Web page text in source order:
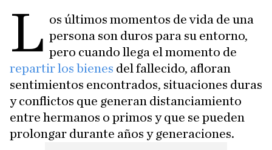
L os últimos momentos de vida de una
persona son duros para su entorno,
pero cuando llega el momento de
repartir los bienes del fallecido, afloran
sentimientos encontrados, situaciones duras
y conflictos que generan distanciamiento
entre hermanos o primos y que se pueden
prolongar durante años y generaciones.